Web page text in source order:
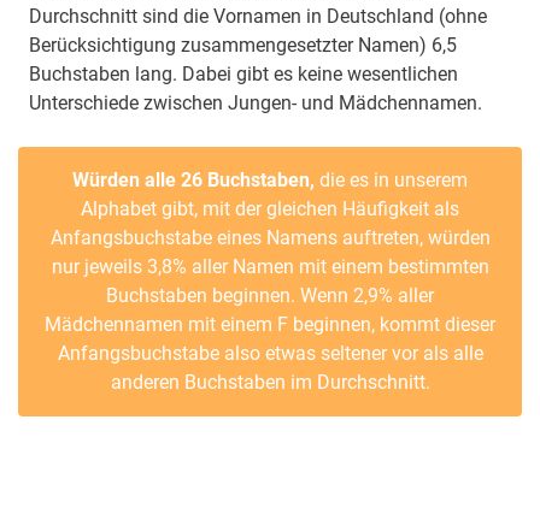
Durchschnitt sind die Vornamen in Deutschland (ohne
Berücksichtigung zusammengesetzter Namen) 6,5
Buchstaben lang. Dabei gibt es keine wesentlichen
Unterschiede zwischen Jungen- und Mädchennamen.
Würden alle 26 Buchstaben, die es in unserem
Alphabet gibt, mit der gleichen Häufigkeit als
Anfangsbuchstabe eines Namens auftreten, würden
nur jeweils 3,8% aller Namen mit einem bestimmten
Buchstaben beginnen. Wenn 2,9% aller
Mädchennamen mit einem F beginnen, kommt dieser
Anfangsbuchstabe also etwas seltener vor als alle
anderen Buchstaben im Durchschnitt.